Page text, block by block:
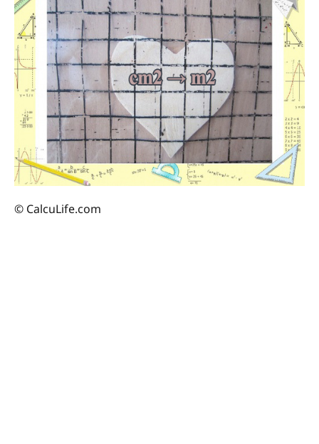
© CalcuLife.com